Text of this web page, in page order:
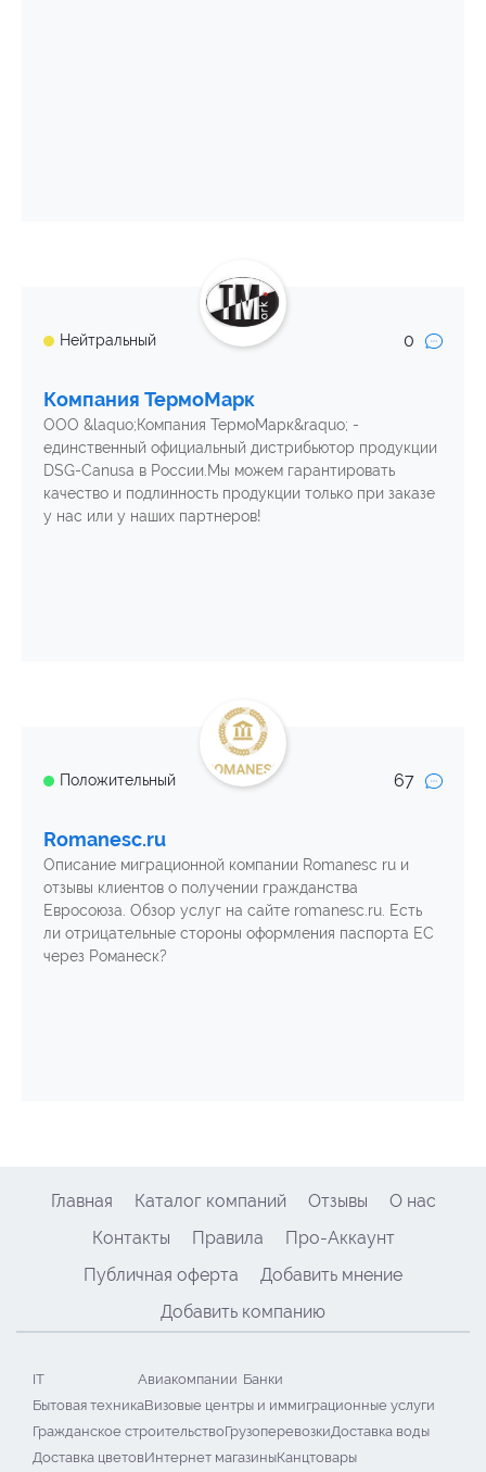
Нейтральный 0
Компания ТермоМарк
ООО &laquo;Компания ТермоМарк&raquo; -
единственный официальный дистрибьютор продукции
DSG-Canusa в России.Мы можем гарантировать
качество и подлинность продукции только при заказе
у нас или у наших партнеров!
Положительный 67
Romanesc.ru
Описание миграционной компании Romanesc ru и
отзывы клиентов о получении гражданства
Евросоюза. Обзор услуг на сайте romanesc.ru. Есть
ли отрицательные стороны оформления паспорта ЕС
через Романеск?
Главная Каталог компаний Отзывы
О нас
Контакты
Правила
Про-Аккаунт
Публичная оферта
Добавить мнение
Добавить компанию
IT Авиакомпании Банки
Бытовая техникаВизовые центры и иммиграционные услуги
Гражданское строительствоГрузоперевозкиДоставка воды
Доставка цветовИнтернет магазиныКанцтовары